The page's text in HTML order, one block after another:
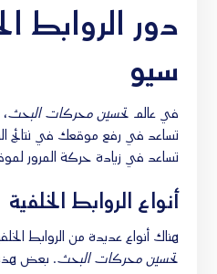
دور الروابط
سيو
في عالم تحسين محركات البحث
تساعد في رفع موقعك في نتائج
تساعد في زيادة حركة المرور
أنواع الروابط الخلفية
هناك أنواع عديدة من الروابط
تحسين محركات البحث. بعض هذه